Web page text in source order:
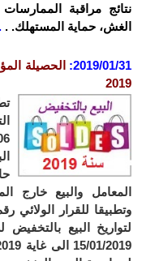
نتائج مراقبة
الغش، حماية المستهلك. . .
2019/01/31
: الحصيلة
2019
المعامل والبيع خارج